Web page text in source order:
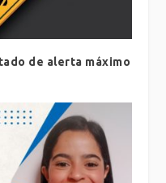
de alerta máximo